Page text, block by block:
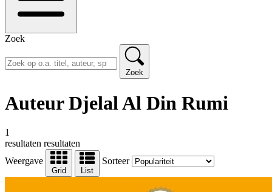
Zoek
Zoek
Auteur Djelal Al Din Rumi
1
resultaten resultaten
Weergave
Grid List
Sorteer